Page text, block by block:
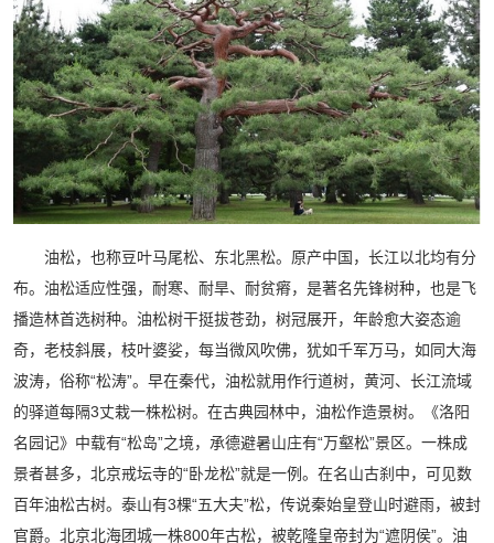
油松，也称豆叶马尾松、东北黑松。原产中国，长江以北均有分
布。油松适应性强，耐寒、耐旱、耐贫瘠，是著名先锋树种，也是飞
播造林首选树种。油松树干挺拔苍劲，树冠展开，年龄愈大姿态逾
奇，老枝斜展，枝叶婆娑，每当微风吹佛，犹如千军万马，如同大海
波涛，俗称“松涛”。早在秦代，油松就用作行道树，黄河、长江流域
的驿道每隔3丈栽一株松树。在古典园林中，油松作造景树。《洛阳
名园记》中载有“松岛”之境，承德避暑山庄有“万壑松”景区。一株成
景者甚多，北京戒坛寺的“卧龙松”就是一例。在名山古刹中，可见数
百年油松古树。泰山有3棵“五大夫”松，传说秦始皇登山时避雨，被封
官爵。北京北海团城一株800年古松，被乾隆皇帝封为“遮阴侯”。油